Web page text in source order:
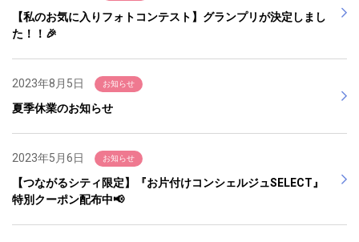
【私のお気に入りフォトコンテスト】グランプリが決定しまし
た！！🎉
2023年8月5日 お知らせ
夏季休業のお知らせ
2023年5月6日 お知らせ
【つながるシティ限定】『お片付けコンシェルジュSELECT』
特別クーポン配布中📢